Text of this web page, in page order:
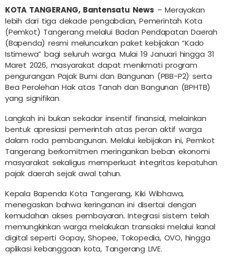
KOTA TANGERANG, Bantensatu News – Merayakan
lebih dari tiga dekade pengabdian, Pemerintah Kota
(Pemkot) Tangerang melalui Badan Pendapatan Daerah
(Bapenda) resmi meluncurkan paket kebijakan “Kado
Istimewa” bagi seluruh warga. Mulai 19 Januari hingga 31
Maret 2026, masyarakat dapat menikmati program
pengurangan Pajak Bumi dan Bangunan (PBB-P2) serta
Bea Perolehan Hak atas Tanah dan Bangunan (BPHTB)
yang signifikan.
Langkah ini bukan sekadar insentif finansial, melainkan
bentuk apresiasi pemerintah atas peran aktif warga
dalam roda pembangunan. Melalui kebijakan ini, Pemkot
Tangerang berkomitmen meringankan beban ekonomi
masyarakat sekaligus memperkuat integritas kepatuhan
pajak daerah sejak awal tahun.
Kepala Bapenda Kota Tangerang, Kiki Wibhawa,
menegaskan bahwa keringanan ini disertai dengan
kemudahan akses pembayaran. Integrasi sistem telah
memungkinkan warga melakukan transaksi melalui kanal
digital seperti Gopay, Shopee, Tokopedia, OVO, hingga
aplikasi kebanggaan kota, Tangerang LIVE.